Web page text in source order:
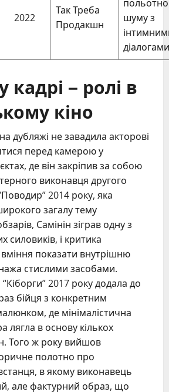
2022
Так Треба
Продакшн
шуму з
діалогами
кадрі – ролі в
кіно
дубляжі не завадила акторові
перед камерою у
де він закріпив за собою
виконавця другого
2014 року, яка
загалу тему
Самінін зіграв одну з
силовиків, і критика
показати внутрішню
стислими засобами.
2017 року додала до
бійця з конкретним
де мінімалістична
лягла в основу кількох
Того ж року вийшов
полотно про
в якому виконавець
але фактурний образ, що